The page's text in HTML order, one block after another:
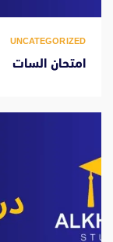
UNCATEGORIZED
امتحان السات